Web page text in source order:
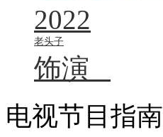
2022
老头子
饰演
电视节目指南